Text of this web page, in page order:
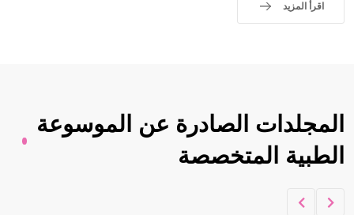
اقرأ المزيد
المجلدات الصادرة عن الموسوعة
الطبية المتخصصة